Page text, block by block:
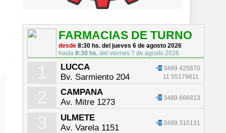
FARMACIAS DE TURNO
desde 8:30 hs. del jueves 6 de agosto 2026
hasta 8:30 hs.del viernes 7 de agosto 2026
LUCCA
Bv. Sarmiento 204
3489 425670
11 55179811
CAMPANA
Av. Mitre 1273
3489 666813
ULMETE
Av. Varela 1151
3489 310131